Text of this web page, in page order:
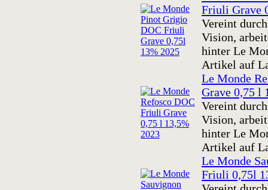
Friuli Grave
Vereint
Vision,
hinter Le
Artikel auf
Le Monde
Grave 0,75 l
Vereint
Vision,
hinter Le
Artikel auf
Le Monde
Friuli 0,75l